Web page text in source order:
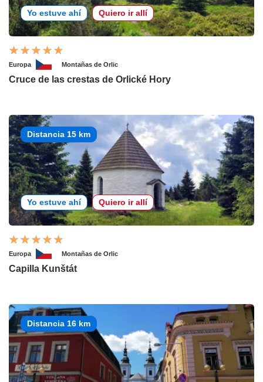
Yo estuve ahí Quiero ir allí
Europa Montañas de Orlic
Cruce de las crestas de Orlické Hory
Distancia 15 km
Yo estuve ahí Quiero ir allí
Europa Montañas de Orlic
Capilla Kunštát
Distancia 16 km